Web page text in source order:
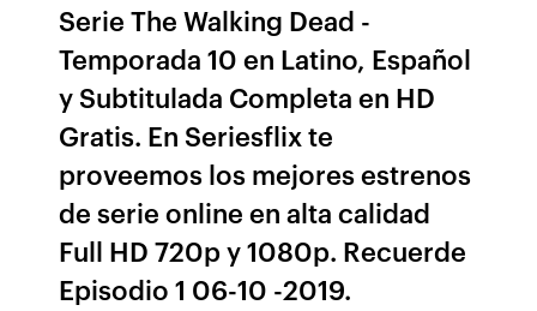
Serie The Walking Dead -
Temporada 10 en Latino, Español
y Subtitulada Completa en HD
Gratis. En Seriesflix te
proveemos los mejores estrenos
de serie online en alta calidad
Full HD 720p y 1080p. Recuerde
Episodio 1 06-10 -2019.